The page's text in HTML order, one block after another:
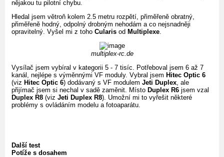
nějakou tu pilotní chybu.
Hledal jsem větroň kolem 2.5 metru rozpětí, přiměřeně obratný,
přiměřeně hodný, odpolný drobným nehodám a co nejsnadněji
opravitelný. Vyšel mi z toho Cularis od Multiplexe
multiplex-rc.de
Vysílač jsem vybíral v kategorii 5 - 7 tisíc. Potřeboval jsem 6 až 7
kanál, nejlépe s výměnnými VF moduly. Vybral jsem Hitec Optic 6
(viz Hitec Optic 6) dodávaný s VF modulem Jeti Duplex , ale
přijímač jsem si nechal v sadě zaměnit. Místo Duplex R6 jsem vzal
Duplex R8 (viz Jeti Duplex R8). Umožní mi to vyřešit některé
problémy s ovládáním modelu a fotoaparátu.
Další test
Potíže s dosahem